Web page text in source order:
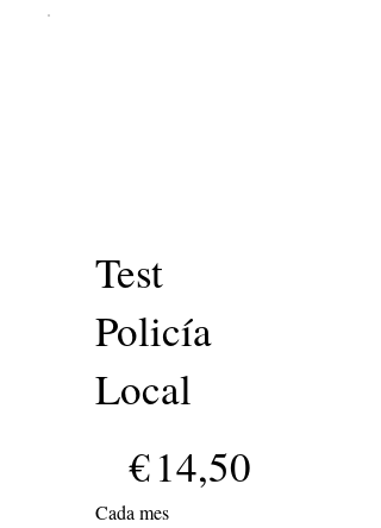
Test
Policía
Local
€14,50
Cada mes